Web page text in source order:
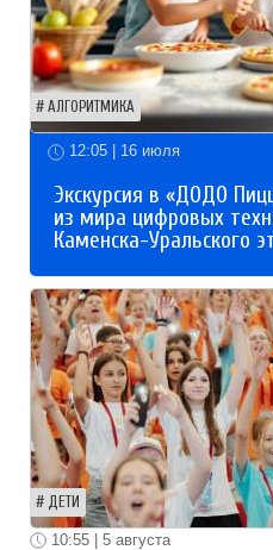
АЛГОРИТМИКА
12:05 | 16 июля
Экскурсия в «ДОДО
из мира цифровых
Каменска-Уральского
ДЕТИ
10:55 | 5 августа